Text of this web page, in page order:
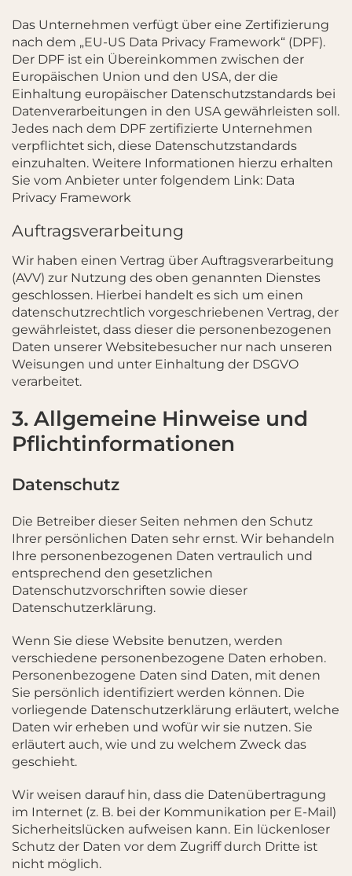
Das Unternehmen verfügt über eine Zertifizierung
nach dem „EU-US Data Privacy Framework“ (DPF).
Der DPF ist ein Übereinkommen zwischen der
Europäischen Union und den USA, der die
Einhaltung europäischer Datenschutzstandards bei
Datenverarbeitungen in den USA gewährleisten soll.
Jedes nach dem DPF zertifizierte Unternehmen
verpflichtet sich, diese Datenschutzstandards
einzuhalten. Weitere Informationen hierzu erhalten
Sie vom Anbieter unter folgendem Link: Data
Privacy Framework
Auftragsverarbeitung
Wir haben einen Vertrag über Auftragsverarbeitung
(AVV) zur Nutzung des oben genannten Dienstes
geschlossen. Hierbei handelt es sich um einen
datenschutzrechtlich vorgeschriebenen Vertrag, der
gewährleistet, dass dieser die personenbezogenen
Daten unserer Websitebesucher nur nach unseren
Weisungen und unter Einhaltung der DSGVO
verarbeitet.
3. Allgemeine Hinweise und
Pflicht­informationen
Datenschutz
Die Betreiber dieser Seiten nehmen den Schutz
Ihrer persönlichen Daten sehr ernst. Wir behandeln
Ihre personenbezogenen Daten vertraulich und
entsprechend den gesetzlichen
Datenschutzvorschriften sowie dieser
Datenschutzerklärung.
Wenn Sie diese Website benutzen, werden
verschiedene personenbezogene Daten erhoben.
Personenbezogene Daten sind Daten, mit denen
Sie persönlich identifiziert werden können. Die
vorliegende Datenschutzerklärung erläutert, welche
Daten wir erheben und wofür wir sie nutzen. Sie
erläutert auch, wie und zu welchem Zweck das
geschieht.
Wir weisen darauf hin, dass die Datenübertragung
im Internet (z. B. bei der Kommunikation per E-Mail)
Sicherheitslücken aufweisen kann. Ein lückenloser
Schutz der Daten vor dem Zugriff durch Dritte ist
nicht möglich.